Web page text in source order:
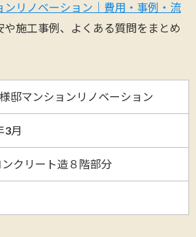
ンリノベーション｜費用・事例・流
や施工事例、よくある質問をまとめ
邸マンションリノベーション
3月
クリート造８階部分